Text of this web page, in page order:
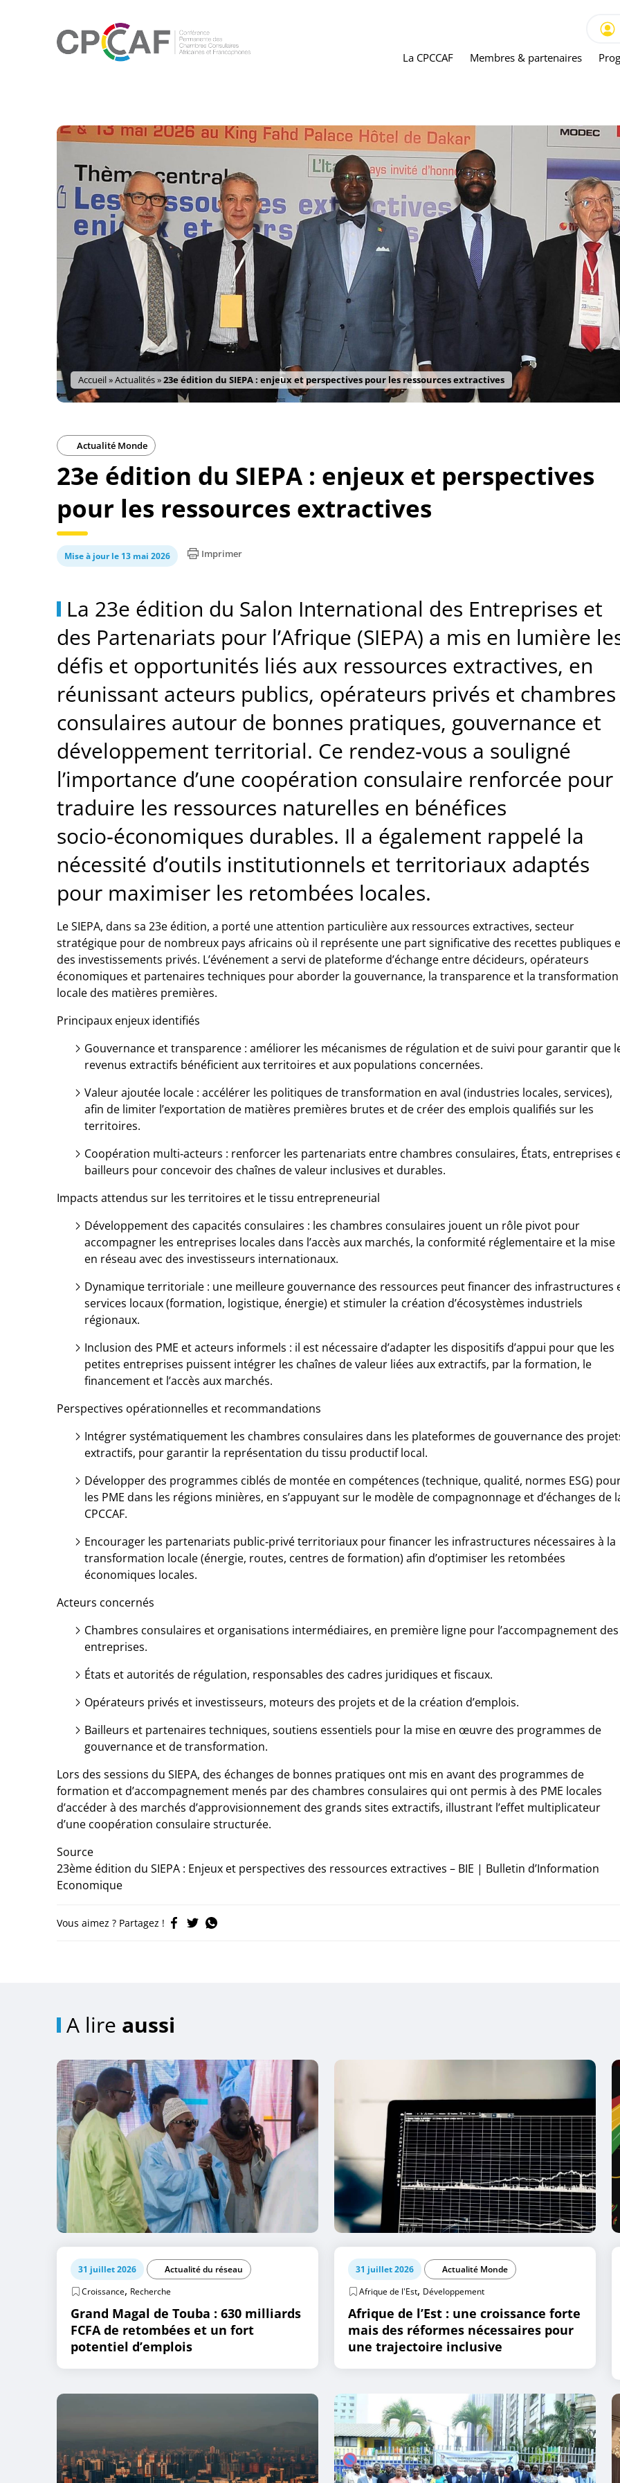
La CPCCAF Membres & partenaires
Accueil»Actualités»23e édition du SIEPA : enjeux et perspectives pour les ressources extractives
Actualité Monde
23e édition du SIEPA : enjeux et perspectives
pour les ressources extractives
Mise à jour le 13 mai 2026 Imprimer
La 23e édition du Salon International des Entreprises et
des Partenariats pour l’Afrique (SIEPA) a mis en lumière
défis et opportunités liés aux ressources extractives, en
réunissant acteurs publics, opérateurs privés et chambres
consulaires autour de bonnes pratiques, gouvernance et
développement territorial. Ce rendez‑vous a souligné
l’importance d’une coopération consulaire renforcée pour
traduire les ressources naturelles en bénéfices
socio‑économiques durables. Il a également rappelé la
nécessité d’outils institutionnels et territoriaux adaptés
pour maximiser les retombées locales.
Le SIEPA, dans sa 23e édition, a porté une attention particulière aux ressources extractives, secteur
stratégique pour de nombreux pays africains où il représente une part significative des recettes publiques
des investissements privés. L’événement a servi de plateforme d’échange entre décideurs, opérateurs
économiques et partenaires techniques pour aborder la gouvernance, la transparence et la transformation
locale des matières premières.
Principaux enjeux identifiés
Gouvernance et transparence : améliorer les mécanismes de régulation et de suivi pour garantir que
revenus extractifs bénéficient aux territoires et aux populations concernées.
Valeur ajoutée locale : accélérer les politiques de transformation en aval (industries locales, services),
afin de limiter l’exportation de matières premières brutes et de créer des emplois qualifiés sur les
territoires.
Coopération multi‑acteurs : renforcer les partenariats entre chambres consulaires, États, entreprises
bailleurs pour concevoir des chaînes de valeur inclusives et durables.
Impacts attendus sur les territoires et le tissu entrepreneurial
Développement des capacités consulaires : les chambres consulaires jouent un rôle pivot pour
accompagner les entreprises locales dans l’accès aux marchés, la conformité réglementaire et la mise
en réseau avec des investisseurs internationaux.
Dynamique territoriale : une meilleure gouvernance des ressources peut financer des infrastructures
services locaux (formation, logistique, énergie) et stimuler la création d’écosystèmes industriels
régionaux.
Inclusion des PME et acteurs informels : il est nécessaire d’adapter les dispositifs d’appui pour que les
petites entreprises puissent intégrer les chaînes de valeur liées aux extractifs, par la formation, le
financement et l’accès aux marchés.
Perspectives opérationnelles et recommandations
Intégrer systématiquement les chambres consulaires dans les plateformes de gouvernance des
extractifs, pour garantir la représentation du tissu productif local.
Développer des programmes ciblés de montée en compétences (technique, qualité, normes ESG)
les PME dans les régions minières, en s’appuyant sur le modèle de compagnonnage et d’échanges de
CPCCAF.
Encourager les partenariats public‑privé territoriaux pour financer les infrastructures nécessaires à la
transformation locale (énergie, routes, centres de formation) afin d’optimiser les retombées
économiques locales.
Acteurs concernés
Chambres consulaires et organisations intermédiaires, en première ligne pour l’accompagnement des
entreprises.
États et autorités de régulation, responsables des cadres juridiques et fiscaux.
Opérateurs privés et investisseurs, moteurs des projets et de la création d’emplois.
Bailleurs et partenaires techniques, soutiens essentiels pour la mise en œuvre des programmes de
gouvernance et de transformation.
Lors des sessions du SIEPA, des échanges de bonnes pratiques ont mis en avant des programmes de
formation et d’accompagnement menés par des chambres consulaires qui ont permis à des PME locales
d’accéder à des marchés d’approvisionnement des grands sites extractifs, illustrant l’effet multiplicateur
d’une coopération consulaire structurée.
Source
23ème édition du SIEPA : Enjeux et perspectives des ressources extractives – BIE | Bulletin d’Information
Economique
Vous aimez ? Partagez !
A lire aussi
31 juillet 2026
Actualité du réseau
Croissance, Recherche
Grand Magal de Touba : 630 milliards
FCFA de retombées et un fort
potentiel d’emplois
31 juillet 2026
Actualité Monde
Afrique de l'Est, Développement
Afrique de l’Est : une croissance forte
mais des réformes nécessaires pour
une trajectoire inclusive